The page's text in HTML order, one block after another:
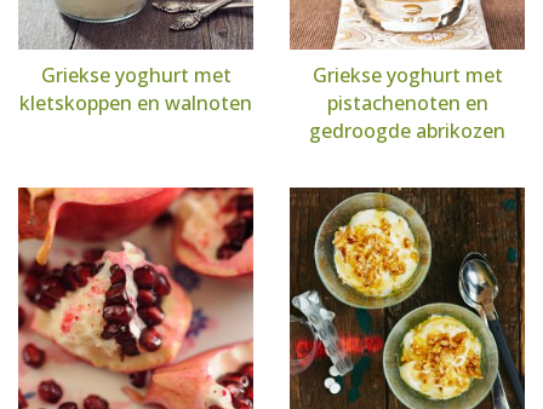
Griekse yoghurt met
kletskoppen en walnoten
Griekse yoghurt met
pistachenoten en
gedroogde abrikozen